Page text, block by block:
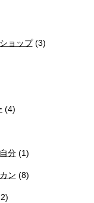
ョップ(3)
(4)
分(1)
ン (8)